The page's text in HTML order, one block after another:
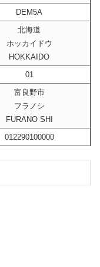
DEM5A
北海道
ホッカイドウ
HOKKAIDO
01
富良野市
フラノシ
FURANO SHI
012290100000